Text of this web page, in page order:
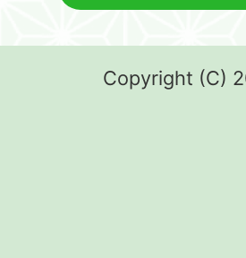
Copyright (C)